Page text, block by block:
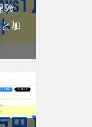
険
加